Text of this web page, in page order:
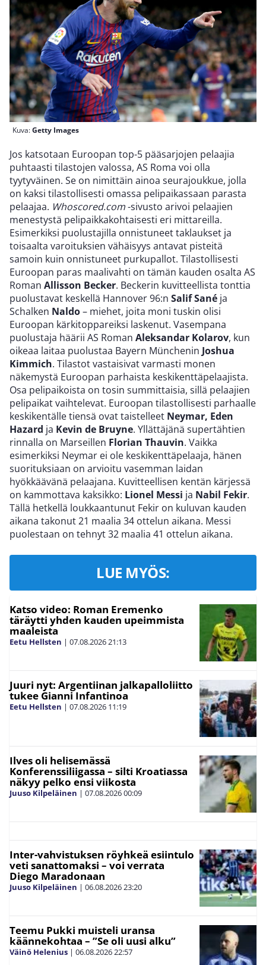
Kuva:Getty Images
Jos katsotaan Euroopan top-5 pääsarjojen pelaajia
puhtaasti tilastojen valossa, AS Roma voi olla
tyytyväinen. Se on nimittäin ainoa seurajoukkue, jolla
on kaksi tilastollisesti omassa pelipaikassaan parasta
pelaajaa. Whoscored.com-sivusto arivoi pelaajien
menestystä pelipaikkakohtaisesti eri mittareilla.
Esimerkiksi puolustajilla onnistuneet taklaukset ja
toisaalta varoituksien vähäisyys antavat pisteitä
samoin kuin onnistuneet purkupallot. Tilastollisesti
Euroopan paras maalivahti on tämän kauden osalta AS
Roman Allisson Becker. Beckerin kuvitteellista tonttia
puolustavat keskellä Hannover 96:n Salif Sané ja
Schalken Naldo– miehet, joita moni tuskin olisi
Euroopan kärkitoppareiksi laskenut. Vasempana
puolustaja häärii AS Roman Aleksandar Kolarov, kun
oikeaa laitaa puolustaa Bayern Münchenin Joshua
Kimmich. Tilastot vastaisivat varmasti monen
näkemystä Euroopan parhaista keskikenttäpelaajista.
Osa pelipaikoista on tosin summittaisia, sillä pelaajien
pelipaikat vaihtelevat. Euroopan tilastollisesti parhaalle
keskikentälle tiensä ovat taistelleet Neymar, Eden
Hazard ja Kevin de Bruyne. Yllättäjänä supertähtien
rinnalla on Marseillen Florian Thauvin. Vaikka
esimerkiksi Neymar ei ole keskikenttäpelaaja, hänen
suorituksiaan on arvioitu vasemman laidan
hyökkäävänä pelaajana. Kuvitteellisen kentän kärjessä
on kammottava kaksikko: Lionel Messi ja Nabil Fekir.
Tällä hetkellä loukkaantunut Fekir on kuluvan kauden
aikana takonut 21 maalia 34 ottelun aikana. Messi
puolestaan on tehnyt 32 maalia 41 ottelun aikana.
LUE MYÖS:
Katso video: Roman Eremenko
täräytti yhden kauden upeimmista
maaleista
Eetu Hellsten | 07.08.202621:13
Juuri nyt: Argentiinan jalkapalloliitto
tukee Gianni Infantinoa
Eetu Hellsten | 07.08.2026 11:19
Ilves oli helisemässä
Konferenssiliigassa – silti Kroatiassa
näkyy pelko ensi viikosta
Juuso Kilpeläinen | 07.08.202600:09
Inter-vahvistuksen röyhkeä esiintulo
veti sanattomaksi – voi verrata
Diego Maradonaan
Juuso Kilpeläinen | 06.08.202623:20
Teemu Pukki muisteli uransa
käännekohtaa – ”Se oli uusi alku”
Väinö Helenius | 06.08.202622:57